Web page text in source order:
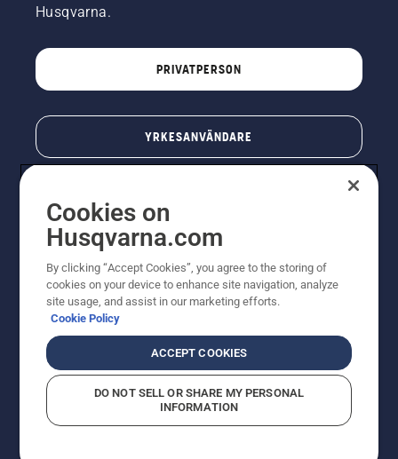
Husqvarna.
PRIVATPERSON
YRKESANVÄNDARE
© Husqvarna AB (publ). All rights reserved. Priserna
som visas är rekommenderade cirkapriser. Alla angivna
priser är rekommenderade försäljningspriser (inkl.
moms) om inte produkten är tillgänglig för direkt köp.
CookiepolicyAnvändningsvillkor Sekretessmeddelande
Rapportera misstänkta överträdelser
Cookies on
Husqvarna.com
By clicking “Accept Cookies”, you agree to the storing of
cookies on your device to enhance site navigation, analyze
site usage, and assist in our marketing efforts.
Cookie Policy
ACCEPT COOKIES
DO NOT SELL OR SHARE MY PERSONAL
INFORMATION